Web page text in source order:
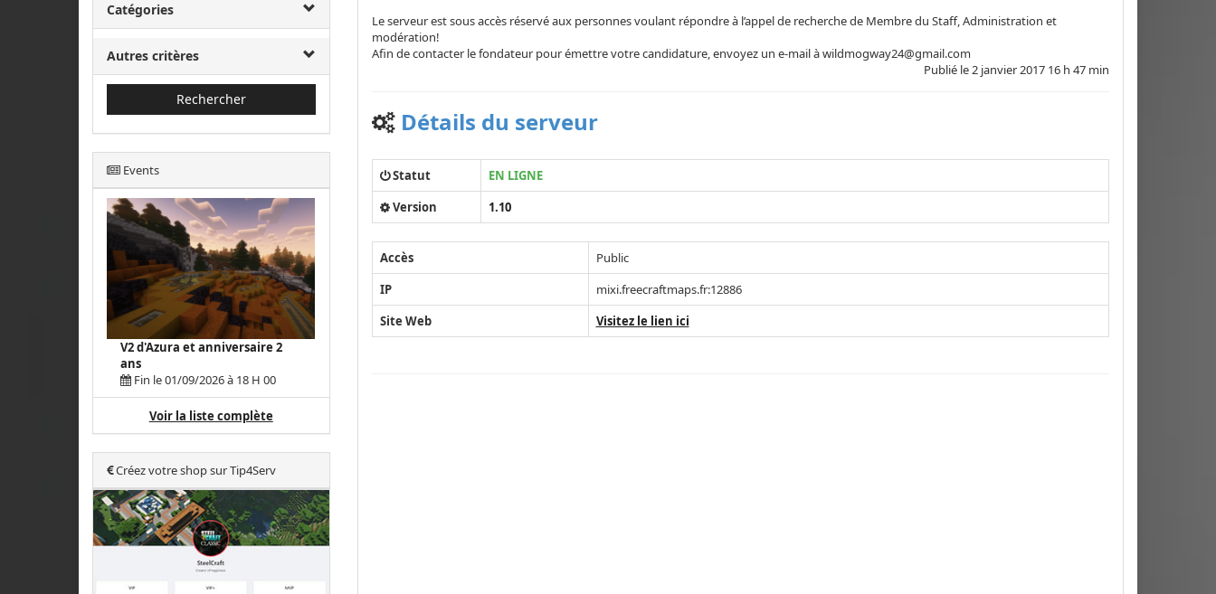
Catégories
Autres critères
Rechercher
Events
V2 d'Azura et anniversaire 2
ans
Fin le 01/09/2026 à 18 H 00
Voir la liste complète
Créez votre shop sur Tip4Serv
Le serveur est sous accès réservé aux personnes voulant répondre à l’appel de recherche de Membre du Staff, Administration et
modération!
Afin de contacter le fondateur pour émettre votre candidature, envoyez un e-mail àwildmogway24@gmail.com
Publié le2 janvier 2017 16 h 47 min
Détails du serveur
Statut
EN LIGNE
Version
1.10
Accès
Public
IP
mixi.freecraftmaps.fr:12886
Site Web
Visitez le lien ici